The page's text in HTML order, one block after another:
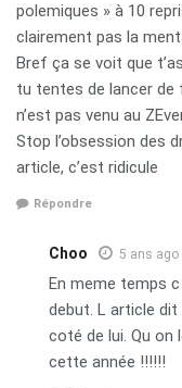
polemiques » à 10
clairement pas la
Bref ça se voit que
tu tentes de lancer de
n’est pas venu au
Stop l’obsession des
article, c’est ridicule
Répondre
Choo 5 ans ago
En meme temps
debut. L article
coté de lui. Qu on
cette année !!!!!!